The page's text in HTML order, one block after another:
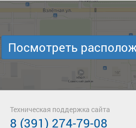
Посмотреть
Техническая поддержка сайта
8 (391) 274-79-08